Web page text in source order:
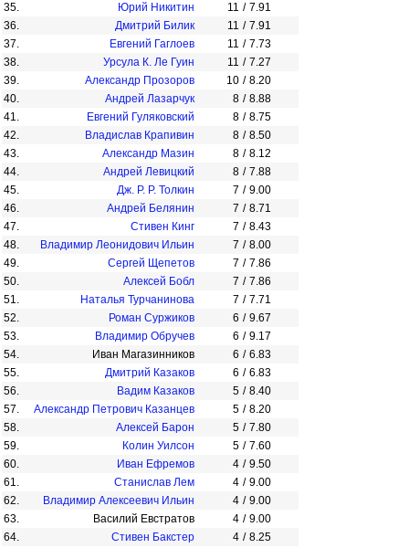
35.
Юрий Никитин 11 / 7.91
36.
Дмитрий Билик 11 / 7.91
37.
Евгений Гаглоев 11 / 7.73
38.
Урсула К. Ле Гуин 11 / 7.27
39.
Александр Прозоров 10 / 8.20
40.
Андрей Лазарчук 8 / 8.88
41.
Евгений Гуляковский 8 / 8.75
42.
Владислав Крапивин 8 / 8.50
43.
Александр Мазин 8 / 8.12
44.
Андрей Левицкий 8 / 7.88
45.
Дж. Р. Р. Толкин 7 / 9.00
46.
Андрей Белянин 7 / 8.71
47.
Стивен Кинг 7 / 8.43
48.
Владимир Леонидович Ильин 7 / 8.00
49.
Сергей Щепетов 7 / 7.86
50.
Алексей Бобл 7 / 7.86
51.
Наталья Турчанинова 7 / 7.71
52.
Роман Суржиков 6 / 9.67
53.
Владимир Обручев 6 / 9.17
54.
Иван Магазинников 6 / 6.83
55.
Дмитрий Казаков 6 / 6.83
56.
Вадим Казаков 5 / 8.40
57.
Александр Петрович Казанцев 5 / 8.20
58.
Алексей Барон 5 / 7.80
59.
Колин Уилсон 5 / 7.60
60.
Иван Ефремов 4 / 9.50
61.
Станислав Лем 4 / 9.00
62.
Владимир Алексеевич Ильин 4 / 9.00
63.
Василий Евстратов 4 / 9.00
64.
Стивен Бакстер 4 / 8.25